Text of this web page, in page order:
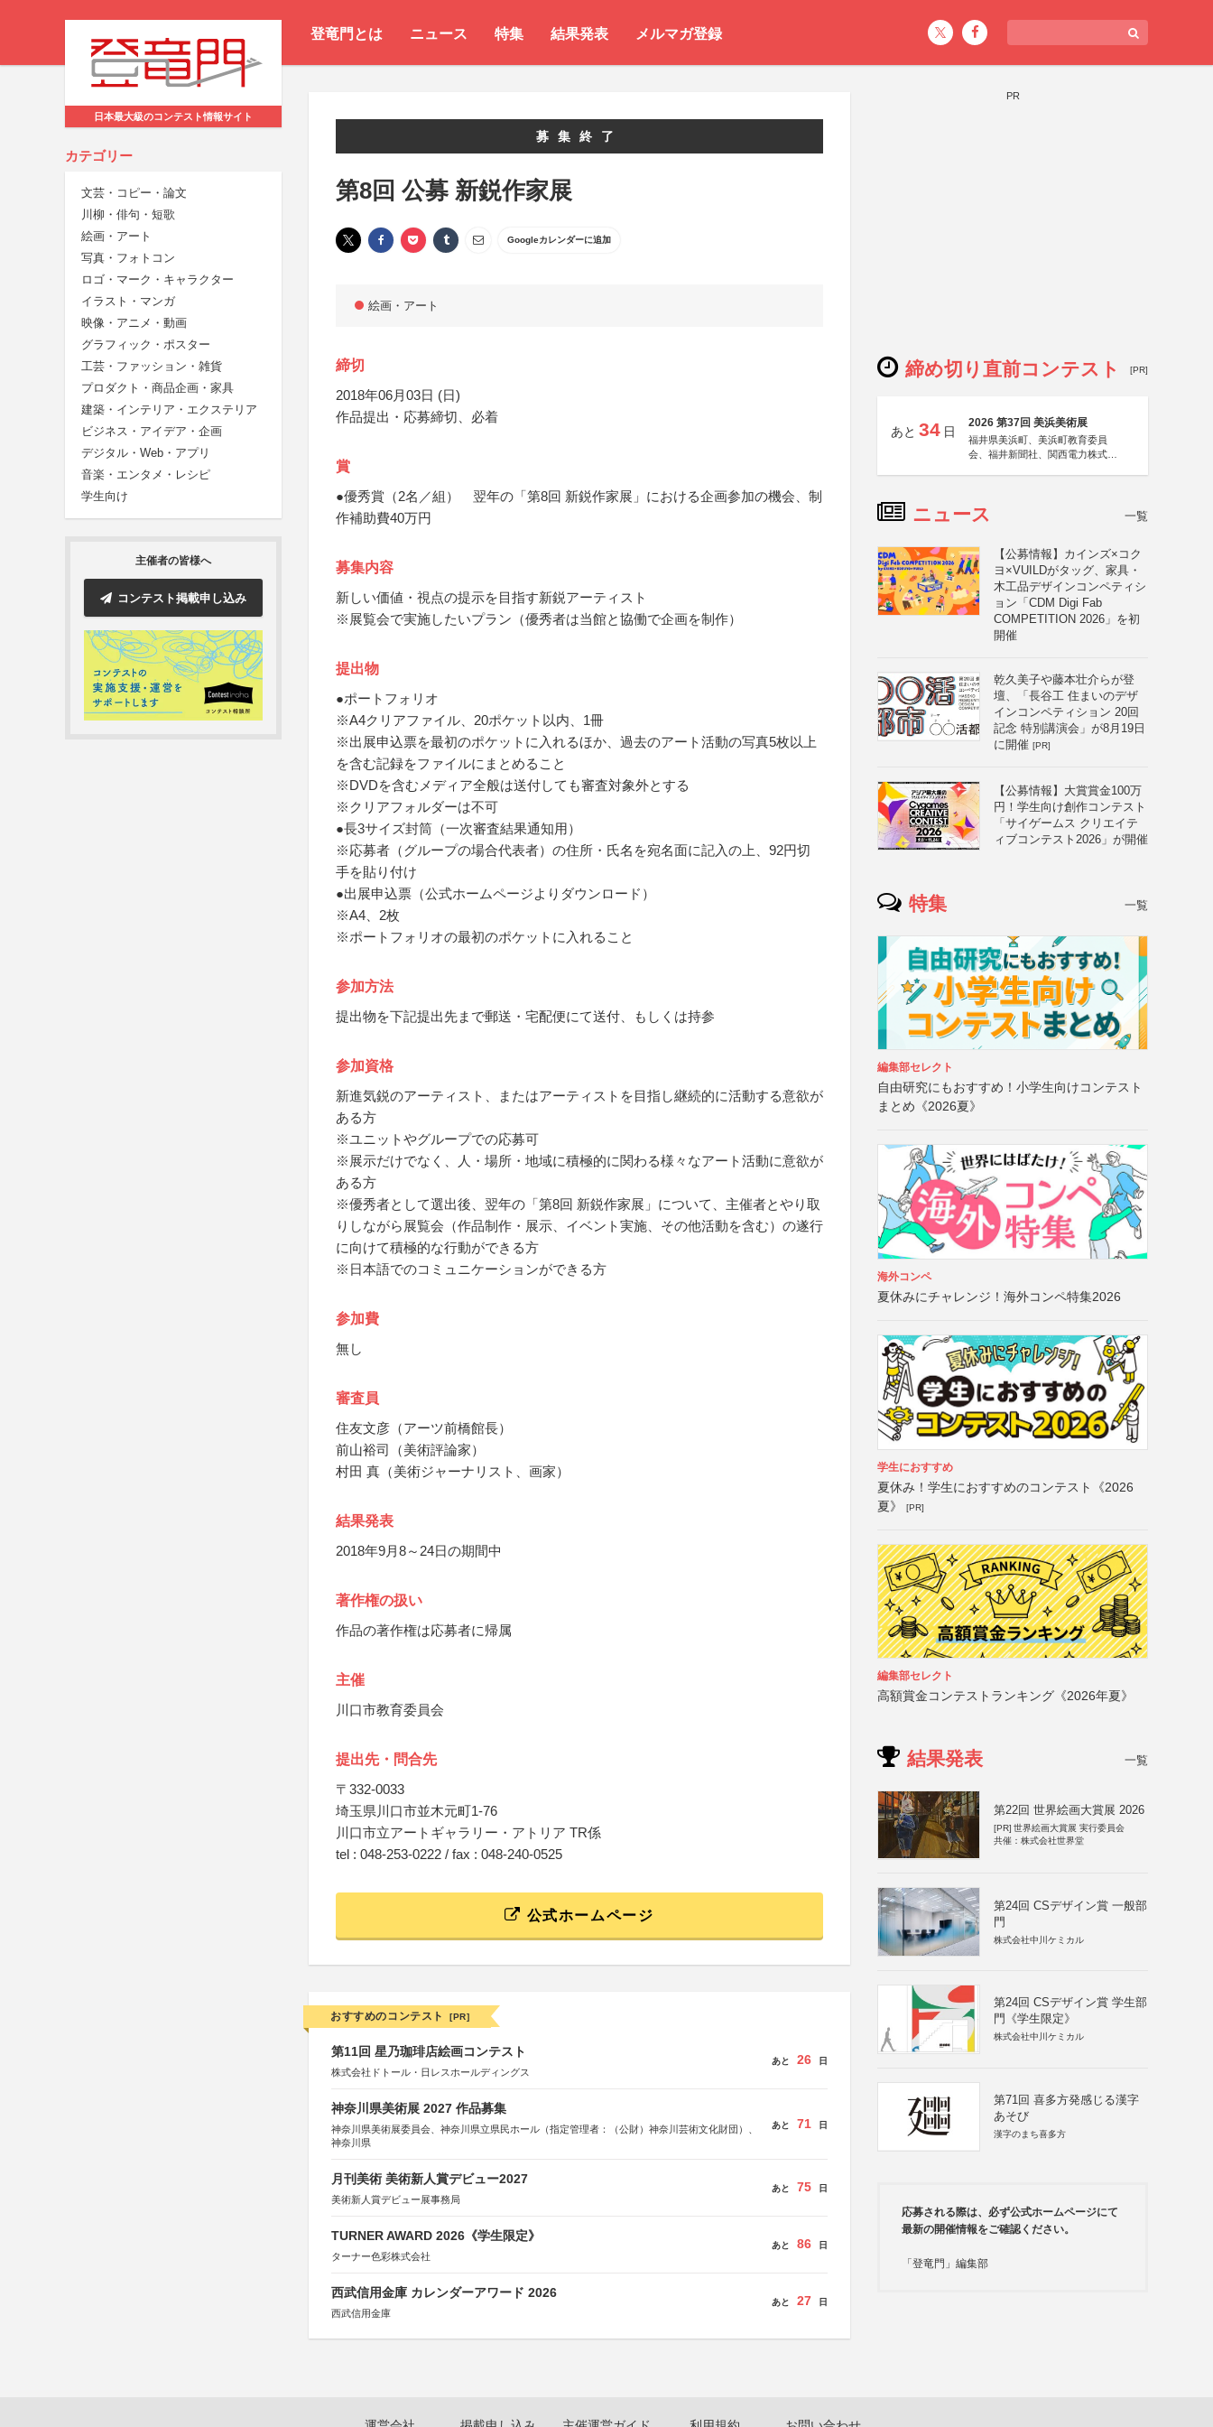
登竜門とは ニュース 特集 結果発表 メルマガ登録
日本最大級のコンテスト情報サイト
カテゴリー
文芸・コピー・論文
川柳・俳句・短歌
絵画・アート
写真・フォトコン
ロゴ・マーク・キャラクター
イラスト・マンガ
映像・アニメ・動画
グラフィック・ポスター
工芸・ファッション・雑貨
プロダクト・商品企画・家具
建築・インテリア・エクステリア
ビジネス・アイデア・企画
デジタル・Web・アプリ
音楽・エンタメ・レシピ
学生向け
主催者の皆様へ
コンテスト掲載申し込み
募集終了
第8回 公募 新鋭作家展
Googleカレンダーに追加
絵画・アート
締切
2018年06月03日 (日)
作品提出・応募締切、必着
賞
●優秀賞（2名／組） 翌年の「第8回 新鋭作家展」における企画参加の機会、制
作補助費40万円
募集内容
新しい価値・視点の提示を目指す新鋭アーティスト
※展覧会で実施したいプラン（優秀者は当館と協働で企画を制作）
提出物
●ポートフォリオ
※A4クリアファイル、20ポケット以内、1冊
※出展申込票を最初のポケットに入れるほか、過去のアート活動の写真5枚以上
を含む記録をファイルにまとめること
※DVDを含むメディア全般は送付しても審査対象外とする
※クリアフォルダーは不可
●長3サイズ封筒（一次審査結果通知用）
※応募者（グループの場合代表者）の住所・氏名を宛名面に記入の上、92円切
手を貼り付け
●出展申込票（公式ホームページよりダウンロード）
※A4、2枚
※ポートフォリオの最初のポケットに入れること
参加方法
提出物を下記提出先まで郵送・宅配便にて送付、もしくは持参
参加資格
新進気鋭のアーティスト、またはアーティストを目指し継続的に活動する意欲が
ある方
※ユニットやグループでの応募可
※展示だけでなく、人・場所・地域に積極的に関わる様々なアート活動に意欲が
ある方
※優秀者として選出後、翌年の「第8回 新鋭作家展」について、主催者とやり取
りしながら展覧会（作品制作・展示、イベント実施、その他活動を含む）の遂行
に向けて積極的な行動ができる方
※日本語でのコミュニケーションができる方
参加費
無し
審査員
住友文彦（アーツ前橋館長）
前山裕司（美術評論家）
村田 真（美術ジャーナリスト、画家）
結果発表
2018年9月8～24日の期間中
著作権の扱い
作品の著作権は応募者に帰属
主催
川口市教育委員会
提出先・問合先
〒332-0033
埼玉県川口市並木元町1-76
川口市立アートギャラリー・アトリア TR係
tel : 048-253-0222 / fax : 048-240-0525
公式ホームページ
おすすめのコンテスト [PR]
第11回 星乃珈琲店絵画コンテスト
株式会社ドトール・日レスホールディングス
あと 26 日
神奈川県美術展 2027 作品募集
神奈川県美術展委員会、神奈川県立県民ホール（指定管理者：（公財）神奈川芸術文化財団）、
神奈川県
あと 71 日
月刊美術 美術新人賞デビュー2027
美術新人賞デビュー展事務局
あと 75 日
TURNER AWARD 2026《学生限定》
ターナー色彩株式会社
あと 86 日
西武信用金庫 カレンダーアワード 2026
西武信用金庫
あと 27 日
PR
締め切り直前コンテスト [PR]
あと 34 日
2026 第37回 美浜美術展
福井県美浜町、美浜町教育委員
会、福井新聞社、関西電力株式会
ニュース 一覧
【公募情報】カインズ×コク
ヨ×VUILDがタッグ、家具・
木工品デザインコンペティシ
ョン「CDM Digi Fab
COMPETITION 2026」を初
開催
乾久美子や藤本壮介らが登
壇、「長谷工 住まいのデザ
インコンペティション 20回
記念 特別講演会」が8月19日
に開催 [PR]
【公募情報】大賞賞金100万
円！学生向け創作コンテスト
「サイゲームス クリエイテ
ィブコンテスト2026」が開催
特集 一覧
編集部セレクト
自由研究にもおすすめ！小学生向けコンテスト
まとめ《2026夏》
海外コンペ
夏休みにチャレンジ！海外コンペ特集2026
学生におすすめ
夏休み！学生におすすめのコンテスト《2026
夏》
[PR]
編集部セレクト
高額賞金コンテストランキング《2026年夏》
結果発表 一覧
第22回 世界絵画大賞展 2026
[PR] 世界絵画大賞展 実行委員会
共催：株式会社世界堂
第24回 CSデザイン賞 一般部
門
株式会社中川ケミカル
第24回 CSデザイン賞 学生部
門《学生限定》
株式会社中川ケミカル
第71回 喜多方発感じる漢字
あそび
漢字のまち喜多方
応募される際は、必ず公式ホームページにて
最新の開催情報をご確認ください。
「登竜門」編集部